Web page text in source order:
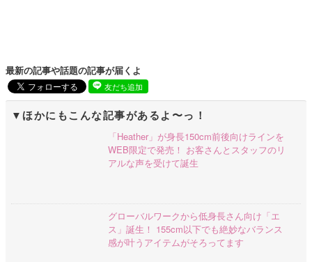
最新の記事や話題の記事が届くよ
友だち追加
ほかにもこんな記事があるよ〜っ！
「Heather」が身長150cm前後向けラインを
WEB限定で発売！ お客さんとスタッフのリ
アルな声を受けて誕生
グローバルワークから低身長さん向け「エ
ス」誕生！ 155cm以下でも絶妙なバランス
感が叶うアイテムがそろってます